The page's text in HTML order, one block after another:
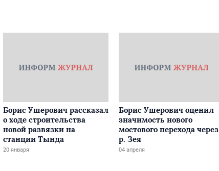
Борис Ушерович рассказал
о ходе строительства
новой развязки на
станции Тында
20 января
Борис Ушерович оценил
значимость нового
мостового перехода через
р. Зея
04 апреля